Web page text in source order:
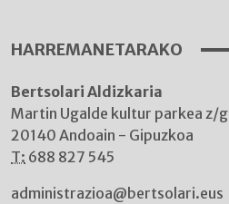
HARREMANETARAKO
Bertsolari Aldizkaria
Martin Ugalde kultur parkea z/g
20140 Andoain - Gipuzkoa
T: 688 827 545
administrazioa@bertsolari.eus